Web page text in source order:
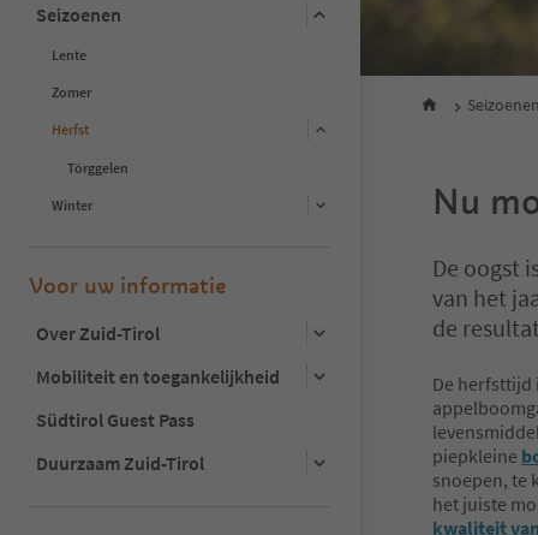
Seizoenen
Lente
Zomer
Herfst
Törggelen
Winter
Voor uw informatie
Over Zuid-Tirol
Mobiliteit en toegankelijkheid
Südtirol Guest Pass
Duurzaam Zuid-Tirol
Seizoenen
Nu
De oogst
van het
de
De herfsttijd
piepkleine
snoepen, te
het juiste
kwaliteit